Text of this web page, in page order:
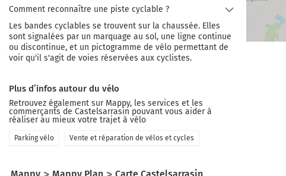
Comment reconnaître une piste cyclable ?
Les bandes cyclables se trouvent sur la chaussée. Elles
sont signalées par un marquage au sol, une ligne continue
ou discontinue, et un pictogramme de vélo permettant de
voir qu'il s'agit de voies réservées aux cyclistes.
Plus d’infos autour du vélo
Retrouvez également sur Mappy, les services et les
commerçants de Castelsarrasin pouvant vous aider à
réaliser au mieux votre trajet à vélo
Parking vélo Vente et réparation de vélos et cycles